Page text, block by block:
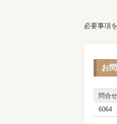
必要事項
お
問合
6064